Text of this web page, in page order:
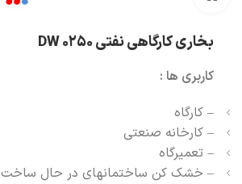
بخاری کارگاهی نفتی DW 0250
کاربری ها :
– کارگاه
– کارخانه صنعتی
– تعمیرگاه
– خشک کن ساختمانهای در حال ساخت